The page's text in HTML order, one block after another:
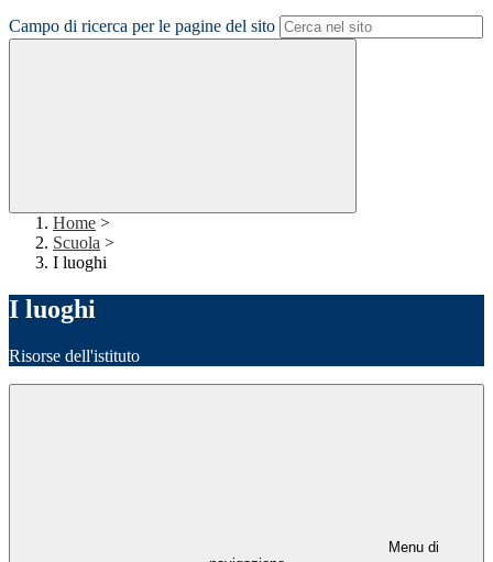
Campo di ricerca per le pagine del sito
Home >
Scuola >
I luoghi
I luoghi
Risorse dell'istituto
Menu di